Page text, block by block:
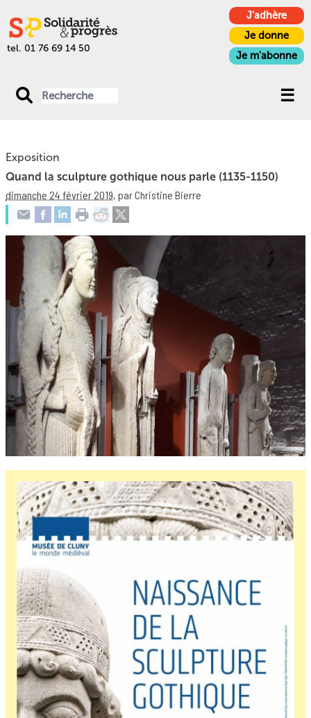
tel. 01 76 69 14 50
J'adhère
Je donne
Je m'abonne
Exposition
Quand la sculpture gothique nous parle (1135-1150)
dimanche 24 février 2019, par Christine Bierre